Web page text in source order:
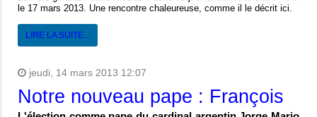
le 17 mars 2013. Une rencontre chaleureuse, comme il le décrit ici.
LIRE LA SUITE...
jeudi, 14 mars 2013 12:07
Notre nouveau pape : François